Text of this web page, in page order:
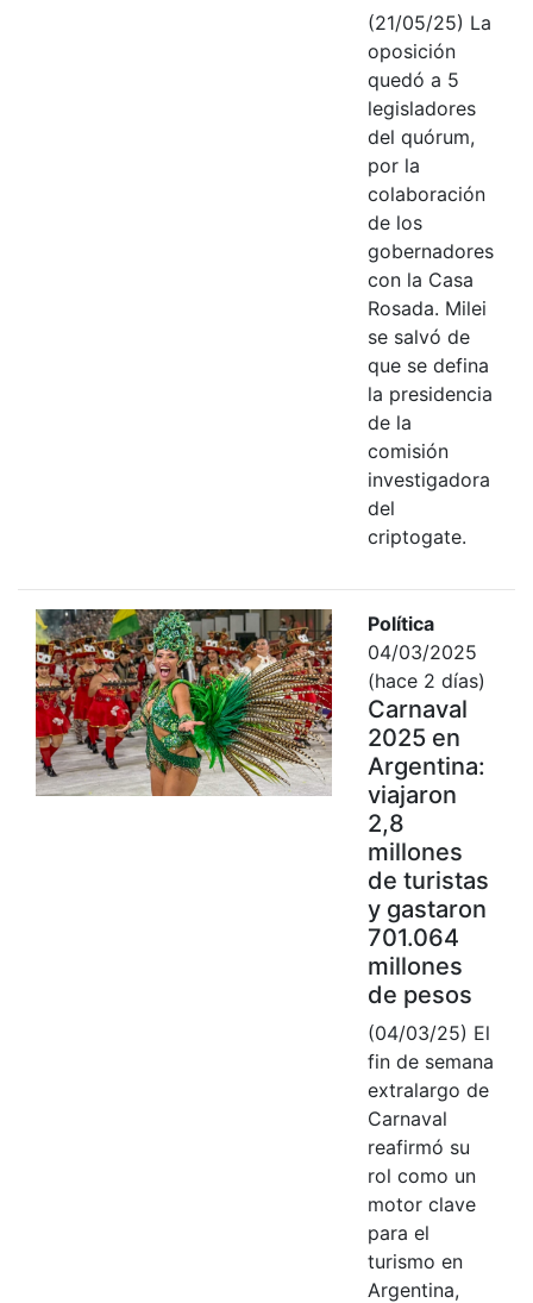
(21/05/25) La
oposición
quedó a 5
legisladores
del quórum,
por la
colaboración
de los
gobernadores
con la Casa
Rosada. Milei
se salvó de
que se defina
la presidencia
de la
comisión
investigadora
del
criptogate.
Política
04/03/2025
(hace 2 días)
Carnaval
2025 en
Argentina:
viajaron
2,8
millones
de turistas
y gastaron
701.064
millones
de pesos
(04/03/25) El
fin de semana
extralargo de
Carnaval
reafirmó su
rol como un
motor clave
para el
turismo en
Argentina,